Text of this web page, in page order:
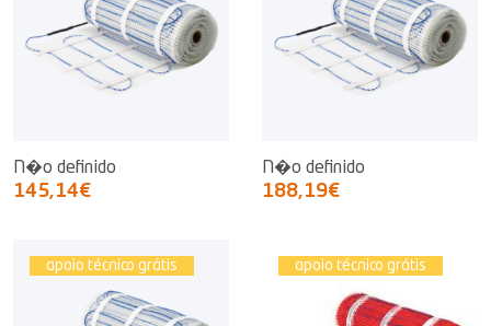
N�o definido
145,14€
N�o definido
188,19€
apoio técnico grátis apoio técnico grátis